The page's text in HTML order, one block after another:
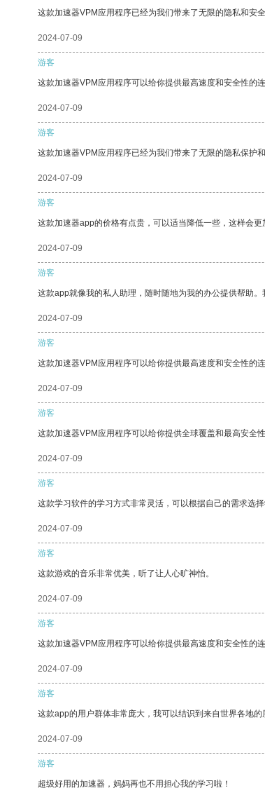
这款加速器VPM应用程序已经为我们带来了无限的隐私和安全
2024-07-09
游客
这款加速器VPM应用程序可以给你提供最高速度和安全性的
2024-07-09
游客
这款加速器VPM应用程序已经为我们带来了无限的隐私保护和
2024-07-09
游客
这款加速器app的价格有点贵，可以适当降低一些，这样会更
2024-07-09
游客
这款app就像我的私人助理，随时随地为我的办公提供帮助
2024-07-09
游客
这款加速器VPM应用程序可以给你提供最高速度和安全性的
2024-07-09
游客
这款加速器VPM应用程序可以给你提供全球覆盖和最高安全性
2024-07-09
游客
这款学习软件的学习方式非常灵活，可以根据自己的需求选
2024-07-09
游客
这款游戏的音乐非常优美，听了让人心旷神怡。
2024-07-09
游客
这款加速器VPM应用程序可以给你提供最高速度和安全性的
2024-07-09
游客
这款app的用户群体非常庞大，我可以结识到来自世界各地的
2024-07-09
游客
超级好用的加速器，妈妈再也不用担心我的学习啦！